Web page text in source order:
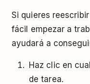
Si quieres
fácil empezar a
ayudará a
Haz clic en
de tarea.